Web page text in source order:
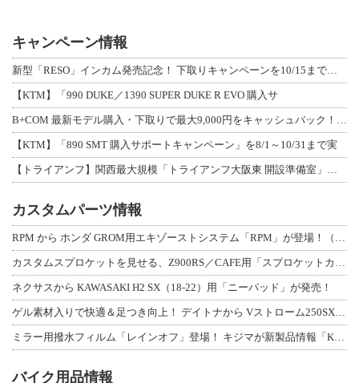
キャンペーン情報
新型「RESO」インカム発売記念！ 下取りキャンペーンを10/15まで延長して開
【KTM】「990 DUKE／1390 SUPER DUKE R EVO 購入サ
B+COM 最新モデル購入・下取りで最大9,000円をキャッシュバック！「B+F
【KTM】「890 SMT 購入サポートキャンペーン」を8/1～10/31まで実
【トライアンフ】関西最大規模「トライアンフ大阪東 開設準備室」がオープン！ 限定
カスタムパーツ情報
RPM から ホンダ GROM用エキゾーストシステム「RPM」が登場！（動画あり
カスタムスプロケットを見せる、Z900RS／CAFE用「スプロケットカバーフルキ
ネクサスから KAWASAKI H2 SX（18-22）用「ニーパッド」が発売！
ゲル素材入りで快適＆足つき向上！ デイトナから Vストローム250SX用「快適ロ
ミラー用撥水フィルム「レインオフ」登場！ キジマが新製品情報「KIJIMA NE
バイク用品情報